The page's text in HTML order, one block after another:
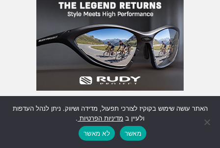
האתר עושה שימוש בקוקיז לצורכי תפעול, מדידה ושיווק. ניתן לנהל העדפות
ולעיין ב מדיניות הפרטיות .
מאשר
לא מאשר